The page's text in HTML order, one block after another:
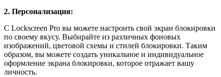
2. Персонализация:
С Lockscreen Pro вы можете настроить свой экран блокировки
по своему вкусу. Выбирайте из различных фоновых
изображений, цветовой схемы и стилей блокировки. Таким
образом, вы можете создать уникальное и индивидуальное
оформление экрана блокировки, которое отражает вашу
личность.